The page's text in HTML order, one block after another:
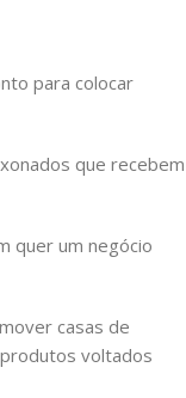
para colocar
que recebem
quer um negócio
casas de
voltados